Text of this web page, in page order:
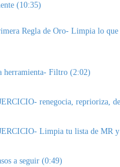
(10:35)
Regla de Oro- Limpia lo que
herramienta- Filtro (2:02)
renegocia, reprioriza,
Limpia tu lista de MR
a seguir (0:49)